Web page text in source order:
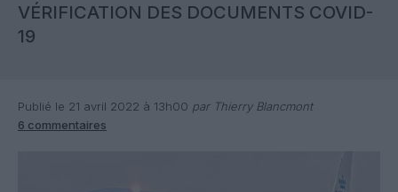
VÉRIFICATION DES DOCUMENTS COVID-
19
Publié le 21 avril 2022 à 13h00 par Thierry Blancmont
6 commentaires